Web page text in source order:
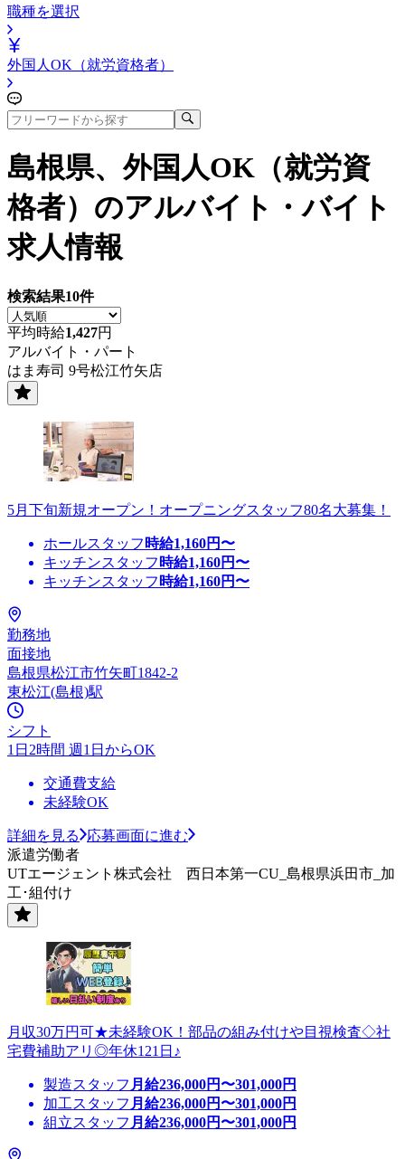
職種を選択
外国人OK（就労資格者）
島根県、外国人OK（就労資
格者） のアルバイト・バイト
求人情報
検索結果10件
平均時給1,427円
アルバイト・パート
はま寿司 9号松江竹矢店
5月下旬新規オープン！オープニングスタッフ80名大募集！
ホールスタッフ 時給1,160円〜
キッチンスタッフ 時給1,160円〜
キッチンスタッフ 時給1,160円〜
勤務地
面接地
島根県松江市竹矢町1842-2
東松江(島根)駅
シフト
1日2時間 週1日からOK
交通費支給
未経験OK
詳細を見る
応募画面に進む
派遣労働者
UTエージェント株式会社 西日本第一CU_島根県浜田市_加
工･組付け
月収30万円可★未経験OK！部品の組み付けや目視検査◇社
宅費補助アリ◎年休121日♪
製造スタッフ 月給236,000円〜301,000円
加工スタッフ 月給236,000円〜301,000円
組立スタッフ 月給236,000円〜301,000円